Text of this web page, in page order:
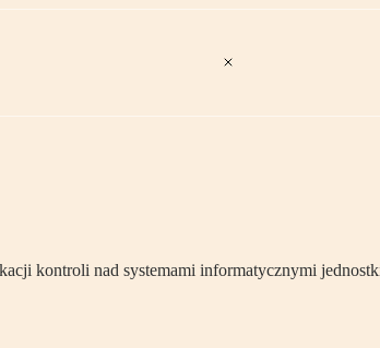
kontroli nad systemami informatycznymi